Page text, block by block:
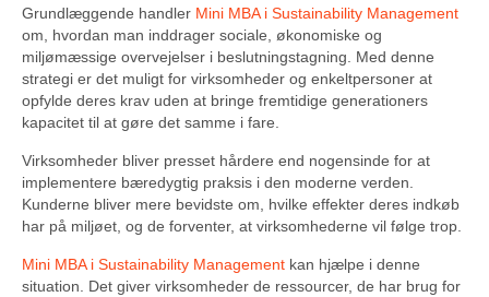
Grundlæggende handler Mini MBA i Sustainability Management
om, hvordan man inddrager sociale, økonomiske og
miljømæssige overvejelser i beslutningstagning. Med denne
strategi er det muligt for virksomheder og enkeltpersoner at
opfylde deres krav uden at bringe fremtidige generationers
kapacitet til at gøre det samme i fare.
Virksomheder bliver presset hårdere end nogensinde for at
implementere bæredygtig praksis i den moderne verden.
Kunderne bliver mere bevidste om, hvilke effekter deres indkøb
har på miljøet, og de forventer, at virksomhederne vil følge trop.
Mini MBA i Sustainability Management kan hjælpe i denne
situation. Det giver virksomheder de ressourcer, de har brug for